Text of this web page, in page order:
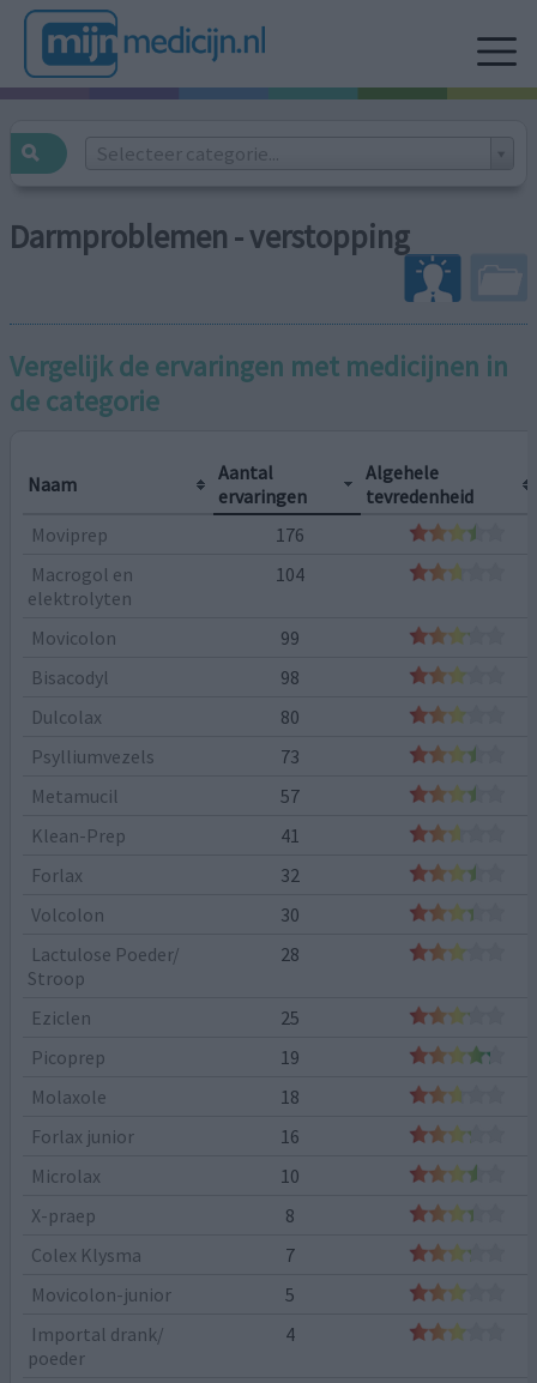
Selecteer categorie...
Darmproblemen - verstopping
Vergelijk de ervaringen met medicijnen in
de categorie
Naam
Aantal
ervaringen
Algehele
tevredenheid
Moviprep
176
Macrogol en
elektrolyten
104
Movicolon
99
Bisacodyl
98
Dulcolax
80
Psylliumvezels
73
Metamucil
57
Klean-Prep
41
Forlax
32
Volcolon
30
Lactulose Poeder/
Stroop
28
Eziclen
25
Picoprep
19
Molaxole
18
Forlax junior
16
Microlax
10
X-praep
8
Colex Klysma
7
Movicolon-junior
5
Importal drank/
poeder
4